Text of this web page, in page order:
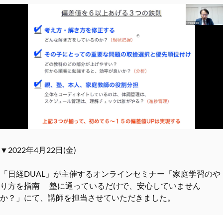
▼2022年4月22日(金)
「日経DUAL」が主催するオンラインセミナー「家庭学習のや
り方を指南 塾に通っているだけで、安心していません
か？」にて、講師を担当させていただきました。